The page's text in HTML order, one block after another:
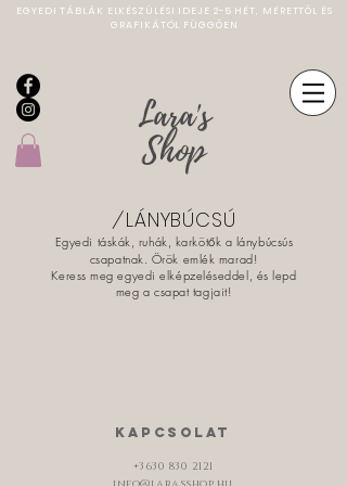
EGYEDI TÁBLÁK ELKÉSZÜLÉSI IDEJE 2-5 HÉT, MÉRETTŐL ÉS
GRAFIKÁTÓL FÜGGŐEN
Lara's
Shop
/LÁNYBÚCSÚ
Egyedi táskák, ruhák, karkötők a lánybúcsús
csapatnak. Örök emlék marad!
Keress meg egyedi elképzeléseddel, és lepd
meg a csapat tagjait!
kapcsolat
+3630 830 2121